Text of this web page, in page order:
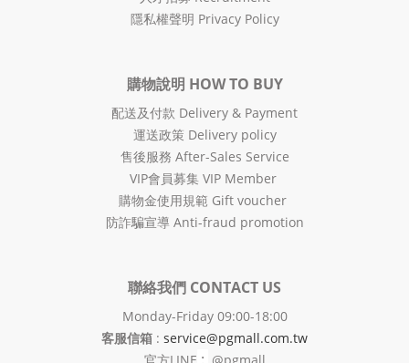
隱私權聲明 Privacy Policy
購物說明 HOW TO BUY
配送及付款 Delivery & Payment
運送政策 Delivery policy
售後服務 After-Sales Service
VIP會員募集 VIP Member
購物金使用規範 Gift voucher
防詐騙宣導 Anti-fraud promotion
聯絡我們 CONTACT US
Monday-Friday 09:00-18:00
客服信箱 : service@pgmall.com.tw